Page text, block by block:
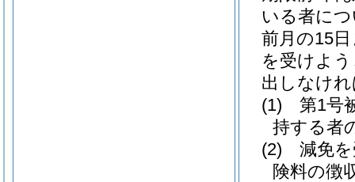
いる者に
前月の15
を受けよ
出しなけ
(1)
第1号
持する者
(2)
減免
険料の徴